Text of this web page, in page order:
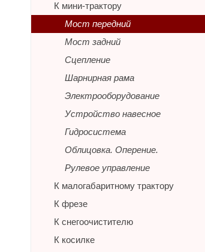
К мини-трактору
Мост передний
Мост задний
Сцепление
Шарнирная рама
Электрооборудование
Устройство навесное
Гидросистема
Облицовка. Оперение.
Рулевое управление
К малогабаритному трактору
К фрезе
К снегоочистителю
К косилке